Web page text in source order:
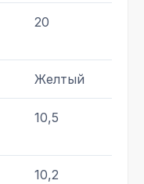
20
Желтый
10,5
10,2